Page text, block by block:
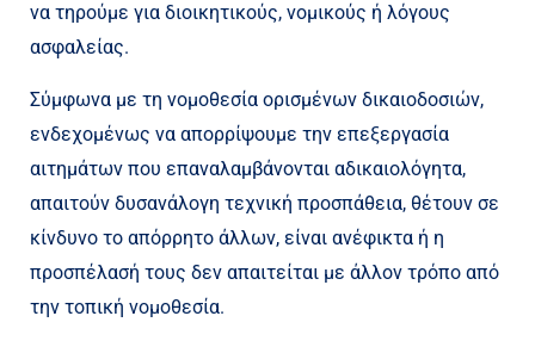
να τηρούμε για διοικητικούς, νομικούς ή λόγους
ασφαλείας.
Σύμφωνα με τη νομοθεσία ορισμένων δικαιοδοσιών,
ενδεχομένως να απορρίψουμε την επεξεργασία
αιτημάτων που επαναλαμβάνονται αδικαιολόγητα,
απαιτούν δυσανάλογη τεχνική προσπάθεια, θέτουν σε
κίνδυνο το απόρρητο άλλων, είναι ανέφικτα ή η
προσπέλασή τους δεν απαιτείται με άλλον τρόπο από
την τοπική νομοθεσία.